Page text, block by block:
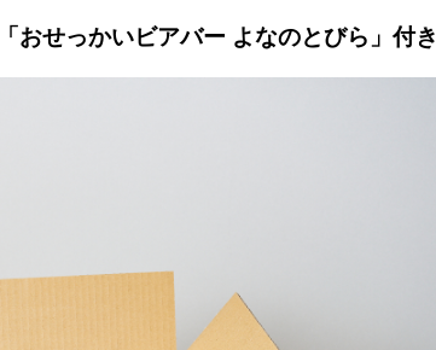
おせっかいビアバー よなのとびら」付き